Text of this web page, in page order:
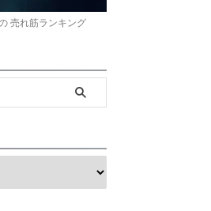
売れ筋ランキング